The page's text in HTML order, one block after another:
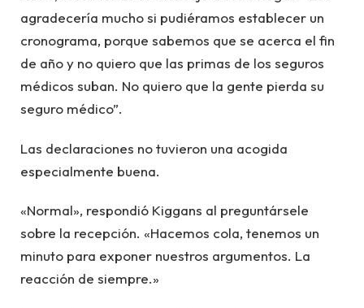
agradecería mucho si pudiéramos establecer un
cronograma, porque sabemos que se acerca el fin
de año y no quiero que las primas de los seguros
médicos suban. No quiero que la gente pierda su
seguro médico”.
Las declaraciones no tuvieron una acogida
especialmente buena.
«Normal», respondió Kiggans al preguntársele
sobre la recepción. «Hacemos cola, tenemos un
minuto para exponer nuestros argumentos. La
reacción de siempre.»